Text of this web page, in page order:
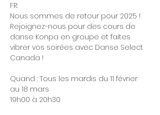
FR:
Nous sommes de retour pour 2025 !
Rejoignez-nous pour des cours de
danse Konpa en groupe et faites
vibrer vos soirées avec Danse Select
Canada !
Quand : Tous les mardis du 11 février
au 18 mars
19h00 à 20h30